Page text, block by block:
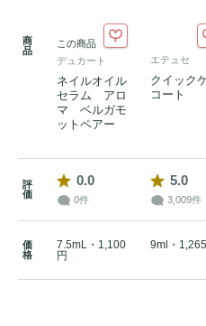
商
品
この商品
デュカート
ネイルオイル
セラム アロ
マ ベルガモ
ットペアー
エテュセ
クイック
コート
評
価
0.0
0件
5.0
3,009件
価
格
7.5mL・1,100
円
9ml・